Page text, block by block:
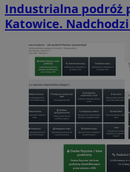
Industrialna podróż
Katowice. Nadchodzi